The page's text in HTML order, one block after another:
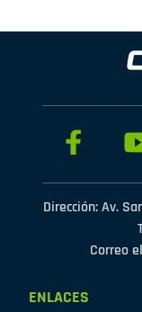
Dirección: Av.
Correo
ENLACES